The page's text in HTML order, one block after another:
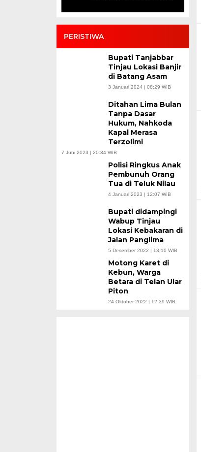
PERISTIWA
Bupati Tanjabbar
Tinjau Lokasi Banjir
di Batang Asam
3 Januari 2024 | 08:29 WIB
Ditahan Lima Bulan
Tanpa Dasar
Hukum, Nahkoda
Kapal Merasa
Terzolimi
7 Juni 2023 | 20:34 WIB
Polisi Ringkus Anak
Pembunuh Orang
Tua di Teluk Nilau
4 Januari 2023 | 12:07 WIB
Bupati didampingi
Wabup Tinjau
Lokasi Kebakaran di
Jalan Panglima
5 Desember 2022 | 13:10 WIB
Motong Karet di
Kebun, Warga
Betara di Telan Ular
Piton
24 Oktober 2022 | 12:39 WIB